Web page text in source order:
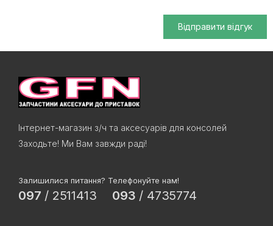
Відправити відгук
Інтернет-магазин з/ч та аксесуарів для консолей
Заходьте! Ми Вам завжди раді!
Залишилися питання? Телефонуйте нам!
097 / 2511413 093 / 4735774